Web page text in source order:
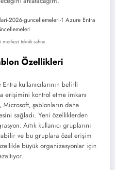
teknik sahne
Özellikleri
kullanıcılarının belirli
erişimini kontrol etme imkanı
şablonların daha
sağladı. Yeni özelliklerden
Artık kullanıcı gruplarını
ve bu gruplara özel erişim
büyük organizasyonlar için